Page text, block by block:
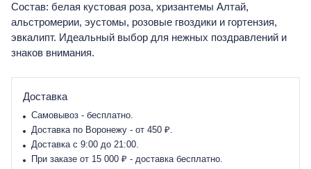
Состав: белая кустовая роза, хризантемы Алтай,
альстромерии, эустомы, розовые гвоздики и гортензия,
эвкалипт. Идеальный выбор для нежных поздравлений и
знаков внимания.
Доставка
Самовывоз - бесплатно.
Доставка по Воронежу - от 450 ₽.
Доставка с 9:00 до 21:00.
При заказе от 15 000 ₽ - доставка бесплатно.